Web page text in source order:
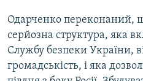
Одарченко переконаний,
серйозна структура, яка
Службу безпеки України,
громадськість, і яка